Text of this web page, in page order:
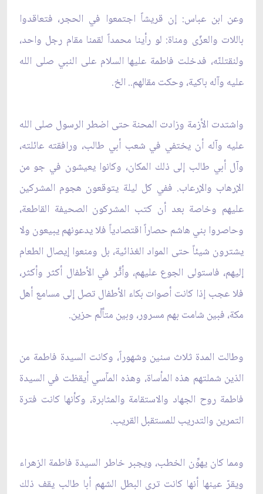
وعن ابن عباس: إن قريشاً اجتمعوا في الحجر، فتعاقدوا
باللات والعزّى ومناة: لو رأينا محمداً لقمنا مقام رجل واحد،
ولنقتلنّه، فدخلت فاطمة عليها السلام على النبي صلى الله
عليه وآله باكية، وحكت مقالهم.. الخ.
واشتدت الأزمة وزادت المحنة حتى اضطر الرسول صلى الله
عليه وآله أن يختفي في شعب أبي طالب، ورافقته عائلته،
وآل أبي طالب إلى ذلك المكان، وكانوا يعيشون في جو من
الإرهاب والإرعاب. ففي كل ليلة يتوقعون هجوم المشركين
عليهم وخاصة بعد أن كتب المشركون الصحيفة القاطعة،
وحاصروا بني هاشم حصاراً اقتصادياً فلا يدعونهم يبيعون ولا
يشترون شيئاً حتى المواد الغذائية، بل ومنعوا إيصال الطعام
إليهم، فاستولى الجوع عليهم، وأثَّر في الأطفال أكثر وأكثر،
فلا عجب إذا كانت أصوات بكاء الأطفال تصل إلى مسامع أهل
مكة، فبين شامت بهم مسرور، وبين متألِّم حزين.
وطالت المدة ثلاث سنين وشهوراً، وكانت السيدة فاطمة من
الذين شملتهم هذه المأساة، وهذه المآسي أيقظت في السيدة
فاطمة روح الجهاد والاستقامة والمثابرة، وكأنها كانت فترة
التمرين والتدريب للمستقبل القريب.
ومما كان يهوِّن الخطب، ويجبر خاطر السيدة فاطمة الزهراء
ويقرّ عينها أنها كانت ترى البطل الشهم أبا طالب يقف ذلك